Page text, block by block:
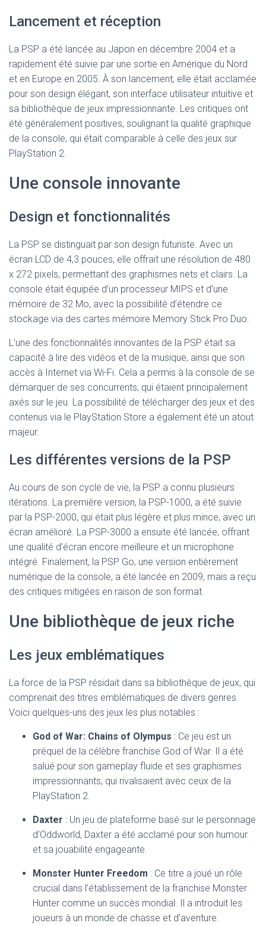
Lancement et réception
La PSP a été lancée au Japon en décembre 2004 et a
rapidement été suivie par une sortie en Amérique du Nord
et en Europe en 2005. À son lancement, elle était acclamée
pour son design élégant, son interface utilisateur intuitive et
sa bibliothèque de jeux impressionnante. Les critiques ont
été généralement positives, soulignant la qualité graphique
de la console, qui était comparable à celle des jeux sur
PlayStation 2.
Une console innovante
Design et fonctionnalités
La PSP se distinguait par son design futuriste. Avec un
écran LCD de 4,3 pouces, elle offrait une résolution de 480
x 272 pixels, permettant des graphismes nets et clairs. La
console était équipée d’un processeur MIPS et d’une
mémoire de 32 Mo, avec la possibilité d’étendre ce
stockage via des cartes mémoire Memory Stick Pro Duo.
L’une des fonctionnalités innovantes de la PSP était sa
capacité à lire des vidéos et de la musique, ainsi que son
accès à Internet via Wi-Fi. Cela a permis à la console de se
démarquer de ses concurrents, qui étaient principalement
axés sur le jeu. La possibilité de télécharger des jeux et des
contenus via le PlayStation Store a également été un atout
majeur.
Les différentes versions de la PSP
Au cours de son cycle de vie, la PSP a connu plusieurs
itérations. La première version, la PSP-1000, a été suivie
par la PSP-2000, qui était plus légère et plus mince, avec un
écran amélioré. La PSP-3000 a ensuite été lancée, offrant
une qualité d’écran encore meilleure et un microphone
intégré. Finalement, la PSP Go, une version entièrement
numérique de la console, a été lancée en 2009, mais a reçu
des critiques mitigées en raison de son format.
Une bibliothèque de jeux riche
Les jeux emblématiques
La force de la PSP résidait dans sa bibliothèque de jeux, qui
comprenait des titres emblématiques de divers genres.
Voici quelques-uns des jeux les plus notables :
God of War: Chains of Olympus : Ce jeu est un
préquel de la célèbre franchise God of War. Il a été
salué pour son gameplay fluide et ses graphismes
impressionnants, qui rivalisaient avec ceux de la
PlayStation 2.
Daxter : Un jeu de plateforme basé sur le personnage
d’Oddworld, Daxter a été acclamé pour son humour
et sa jouabilité engageante.
Monster Hunter Freedom : Ce titre a joué un rôle
crucial dans l’établissement de la franchise Monster
Hunter comme un succès mondial. Il a introduit les
joueurs à un monde de chasse et d’aventure.